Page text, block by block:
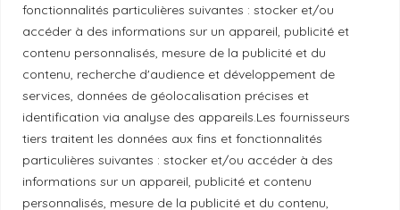
fonctionnalités particulières suivantes : stocker et/ou
accéder à des informations sur un appareil, publicité et
contenu personnalisés, mesure de la publicité et du
contenu, recherche d'audience et développement de
services, données de géolocalisation précises et
identification via analyse des appareils.Les fournisseurs
tiers traitent les données aux fins et fonctionnalités
particulières suivantes : stocker et/ou accéder à des
informations sur un appareil, publicité et contenu
personnalisés, mesure de la publicité et du contenu,
Politique éthique
Reconnaissance du territoire
Chats Gourmets Ltd. tient à souligner que ses
installations, situées au 511 Lacolle Way (Ottawa-